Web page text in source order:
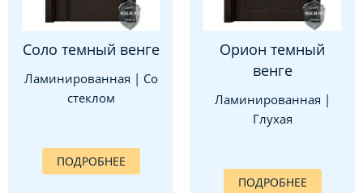
Соло темный венге
Ламинированная | Со
стеклом
ПОДРОБНЕЕ
Орион темный
венге
Ламинированная |
Глухая
ПОДРОБНЕЕ